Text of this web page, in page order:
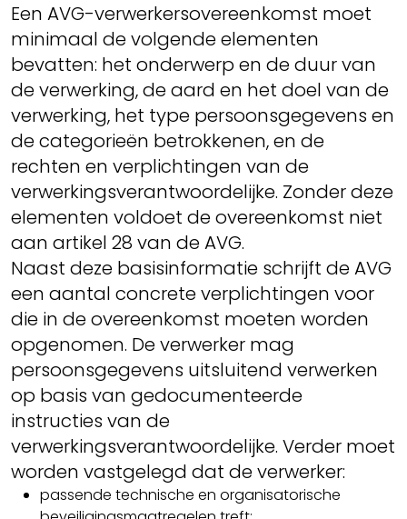
Een AVG-verwerkersovereenkomst moet
minimaal de volgende elementen
bevatten: het onderwerp en de duur van
de verwerking, de aard en het doel van de
verwerking, het type persoonsgegevens en
de categorieën betrokkenen, en de
rechten en verplichtingen van de
verwerkingsverantwoordelijke. Zonder deze
elementen voldoet de overeenkomst niet
aan artikel 28 van de AVG.
Naast deze basisinformatie schrijft de AVG
een aantal concrete verplichtingen voor
die in de overeenkomst moeten worden
opgenomen. De verwerker mag
persoonsgegevens uitsluitend verwerken
op basis van gedocumenteerde
instructies van de
verwerkingsverantwoordelijke. Verder moet
worden vastgelegd dat de verwerker:
passende technische en organisatorische